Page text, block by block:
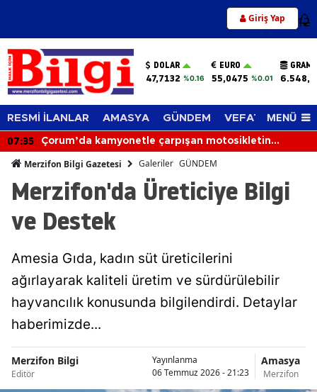
Giriş Yap 12
DOLAR
47,7132 %0.16
EURO
55,0475 %0.01
GRAM
RESMİ İLANLAR AMASYA GÜNDEM VEFAT EDENLER
MENÜ
06:56 Otomobil Devrildi: 2 Kişi Yaralandı
Merzifon Bilgi Gazetesi Galeriler GÜNDEM
Merzifon'da Üreticiye Bilgi
ve Destek
Amesia Gıda, kadın süt üreticilerini
ağırlayarak kaliteli üretim ve sürdürülebilir
hayvancılık konusunda bilgilendirdi. Detaylar
haberimizde...
Merzifon Bilgi
Editör
Yayınlanma
06 Temmuz 2026 - 21:23
Amasya
Merzifon